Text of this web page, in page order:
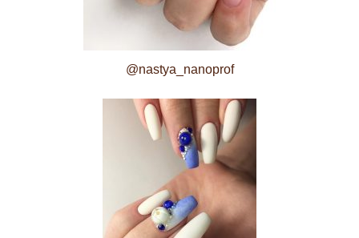
@nastya_nanoprof